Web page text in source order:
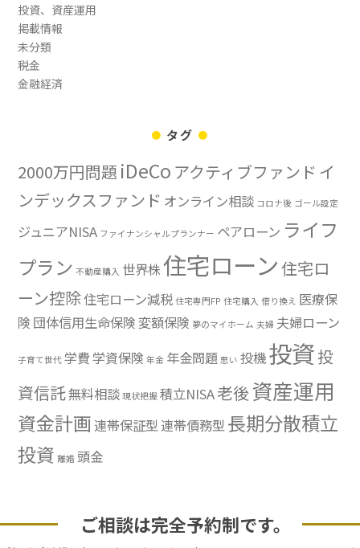
投資、資産運用
掲載情報
未分類
税金
金融経済
タグ
2000万円問題 iDeCo アクティブファンド イ
ンデックスファンド オンライン相談 コロナ後 ゴール設定
ジュニアNISA ファイナンシャルプランナー ペアローン ライフ
プラン 不動産購入 世界株住宅ローン住宅ロ
ーン控除住宅ローン減税 住宅専門FP 住宅購入 借り換え 医療保
険 団体信用生命保険変額保険 夢のマイホーム 夫婦 夫婦ローン
子育て世代 学費学資保険 年金 年金問題 思い 投機投資投
資信託無料相談 現状把握 積立NISA老後資産運用
資金計画 連帯保証型連帯債務型長期分散積立
投資 離婚 頭金
ご相談は完全予約制です。